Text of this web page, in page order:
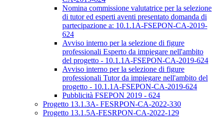
Nomina commissione valutatrice per la selezione
di tutor ed esperti aventi presentato domanda di
partecipazione a: 10.1.1A-FSEPON-CA-2019-
624
Avviso interno per la selezione di figure
professionali Esperto da impiegare nell'ambito
del progetto - 10.1.1A-FSEPON-CA-2019-624
Avviso interno per la selezione di figure
professionali Tutor da impiegare nell'ambito del
progetto - 10.1.1A-FSEPON-CA-2019-624
Pubblicità FSEPON 2019 - 624
Progetto 13.1.3A- FESRPON-CA-2022-330
Progetto 13.1.5A-FESRPON-CA-2022-129